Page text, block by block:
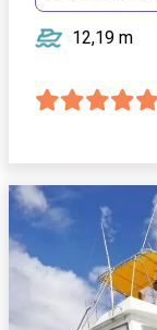
12,19 m